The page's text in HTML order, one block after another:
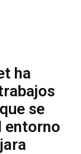
ha
se
entorno